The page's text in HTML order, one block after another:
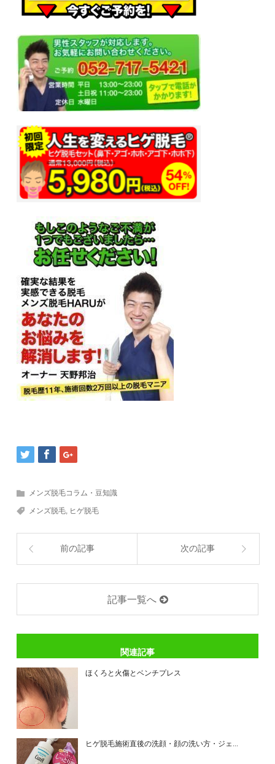
メンズ脱毛コラム・豆知識
メンズ脱毛, ヒゲ脱毛
前の記事 次の記事
記事一覧へ
関連記事
ほくろと火傷とベンチプレス
ヒゲ脱毛施術直後の洗顔・顔の洗い方・ジェ...